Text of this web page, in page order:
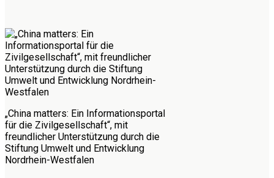
„China matters: Ein Informationsportal
für die Zivilgesellschaft“, mit
freundlicher Unterstützung durch die
Stiftung Umwelt und Entwicklung
Nordrhein-Westfalen